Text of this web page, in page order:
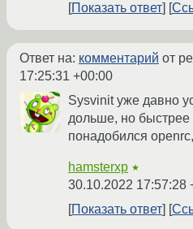
Показать ответ
Ответ на: комментарий от
17:25:31 +00:00
Sysvinit уже давно
дольше, но
понадобился
hamsterxp ★
30.10.2022 17:57:28
Показать ответ